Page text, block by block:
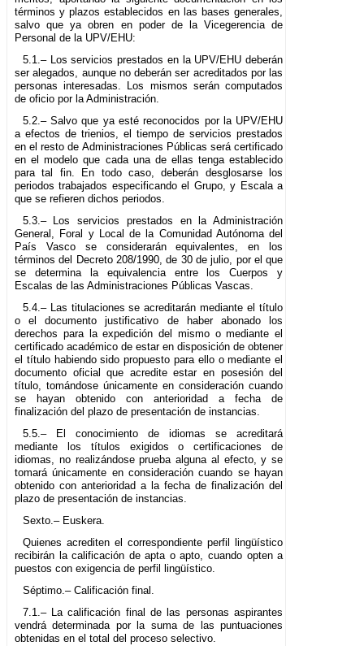
términos y plazos establecidos en las bases generales,
salvo que ya obren en poder de la Vicegerencia de
Personal de la UPV/EHU:
5.1.– Los servicios prestados en la UPV/EHU deberán
ser alegados, aunque no deberán ser acreditados por las
personas interesadas. Los mismos serán computados
de oficio por la Administración.
5.2.– Salvo que ya esté reconocidos por la UPV/EHU
a efectos de trienios, el tiempo de servicios prestados
en el resto de Administraciones Públicas será certificado
en el modelo que cada una de ellas tenga establecido
para tal fin. En todo caso, deberán desglosarse los
periodos trabajados especificando el Grupo, y Escala a
que se refieren dichos periodos.
5.3.– Los servicios prestados en la Administración
General, Foral y Local de la Comunidad Autónoma del
País Vasco se considerarán equivalentes, en los
términos del Decreto 208/1990, de 30 de julio, por el que
se determina la equivalencia entre los Cuerpos y
Escalas de las Administraciones Públicas Vascas.
5.4.– Las titulaciones se acreditarán mediante el título
o el documento justificativo de haber abonado los
derechos para la expedición del mismo o mediante el
certificado académico de estar en disposición de obtener
el título habiendo sido propuesto para ello o mediante el
documento oficial que acredite estar en posesión del
título, tomándose únicamente en consideración cuando
se hayan obtenido con anterioridad a fecha de
finalización del plazo de presentación de instancias.
5.5.– El conocimiento de idiomas se acreditará
mediante los títulos exigidos o certificaciones de
idiomas, no realizándose prueba alguna al efecto, y se
tomará únicamente en consideración cuando se hayan
obtenido con anterioridad a la fecha de finalización del
plazo de presentación de instancias.
Sexto.– Euskera.
Quienes acrediten el correspondiente perfil lingüístico
recibirán la calificación de apta o apto, cuando opten a
puestos con exigencia de perfil lingüístico.
Séptimo.– Calificación final.
7.1.– La calificación final de las personas aspirantes
vendrá determinada por la suma de las puntuaciones
obtenidas en el total del proceso selectivo.